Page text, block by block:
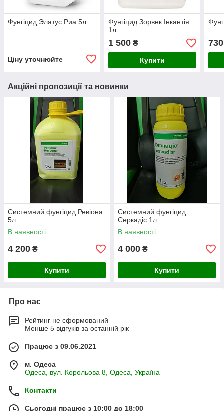
Фунгіцид Элатус Риа 5л.
Ціну уточнюйте
Фунгіцид Зорвек Інкантія
1л.
1 500₴
Купити
730
Акційні пропозиції та новинки
Системний фунгіцид Ревіона
5л.
В наявності
4 200 ₴
Купити
Системний фунгіцид
Серкадіс 1л.
В наявності
4 000 ₴
Купити
Про нас
Рейтинг не сформований
Менше 5 відгуків за останній рік
Працює з 09.06.2021
м. Одеса
Одеса, вул. Корольова 8, Одеса, Україна
Контакти
Сьогодні працює з 10:00 до 18:00